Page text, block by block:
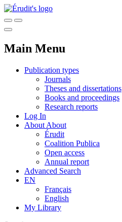
Main Menu
Publication types
Journals
Theses and dissertations
Books and proceedings
Research reports
Log In
About About
Érudit
Coalition Publica
Open access
Annual report
Advanced Search
EN
Français
English
My Library